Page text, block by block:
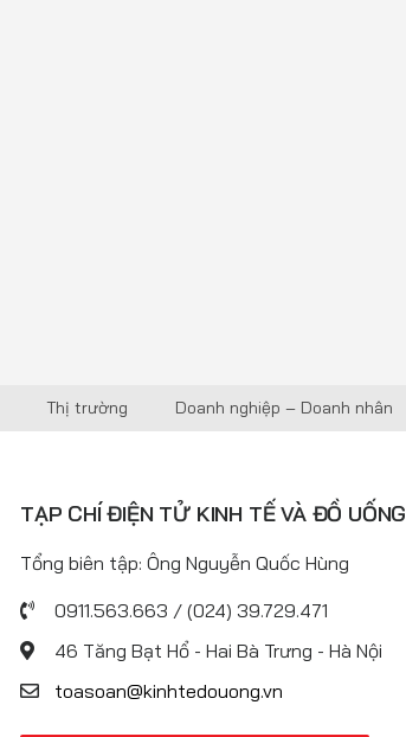
Thị trường Doanh nghiệp – Doanh nhân
TẠP CHÍ ĐIỆN TỬ KINH TẾ VÀ ĐỒ UỐNG
Tổng biên tập: Ông Nguyễn Quốc Hùng
0911.563.663 / (024) 39.729.471
46 Tăng Bạt Hổ - Hai Bà Trưng - Hà Nội
toasoan@kinhtedouong.vn